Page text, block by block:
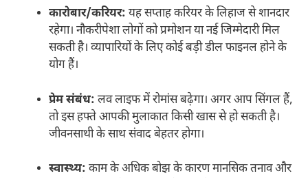
कारोबार/करियर: यह सप्ताह करियर के लिहाज से शानदार
रहेगा। नौकरीपेशा लोगों को प्रमोशन या नई जिम्मेदारी मिल
सकती है। व्यापारियों के लिए कोई बड़ी डील फाइनल होने के
योग हैं।
प्रेम संबंध: लव लाइफ में रोमांस बढ़ेगा। अगर आप सिंगल हैं,
तो इस हफ्ते आपकी मुलाकात किसी खास से हो सकती है।
जीवनसाथी के साथ संवाद बेहतर होगा।
स्वास्थ्य: काम के अधिक बोझ के कारण मानसिक तनाव और